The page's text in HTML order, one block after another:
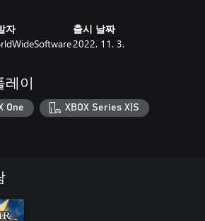
자 출시 날짜
2022. 11. 3.
이
One XBOX Series X|S